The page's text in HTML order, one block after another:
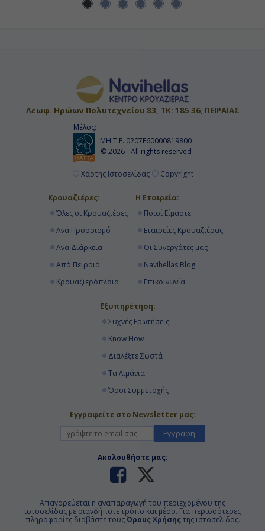
Κρουαζιερα Τορτολα
Κρουαζιερα Πουερτο Ρικο
Λεωφ. Ηρώων Πολυτεχνείου 83, ΤΚ: 185 36, ΠΕΙΡΑΙΑΣ
Μέλος:
ΜΗ.Τ.Ε. 0207Ε60000819800
© 2026 - All rights reserved
Χάρτης Ιστοσελίδας Copyright
Κρουαζιέρες:
Όλες οι Κρουαζιέρες
Ανά Προορισμό
Ανά Διάρκεια
Από Πειραιά
Κρουαζιερόπλοια
Η Εταιρεία:
Ποιοί Είμαστε
Εταιρείες Κρουαζιέρας
Οι Συνεργάτες μας
Navihellas Blog
Επικοινωνία
Εξυπηρέτηση:
Συχνές Ερωτήσεις!
Know How
Διαλέξτε Σωστά
Τα Λιμάνια
Όροι Συμμετοχής
Εγγραφείτε στο Newsletter μας:
Εγγραφή
Ακολουθήστε μας:
Απαγορεύεται η αναπαραγωγή του περιεχομένου της
ιστοσελίδας με οιανδήποτε τρόπο και μέσο. Για περισσότερες
πληροφορίες διαβάστε τουςΌρους Χρήσης της ιστοσελίδας.